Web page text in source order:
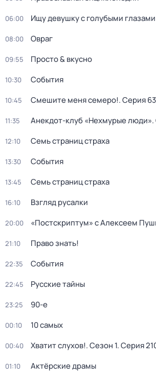
06:00 Ищу девушку с голубыми глазами
08:00 Овраг
09:55 Просто & вкусно
10:30 События
10:45 Смешите меня семеро!. Серия
11:35 Анекдот-клуб «Нехмурые люди»
12:10 Семь страниц страха
13:30 События
13:45 Семь страниц страха
16:10 Взгляд русалки
20:00 «Постскриптум» с Алексеем
21:10 Право знать!
22:35 События
22:45 Русские тайны
23:25 90-е
00:10 10 самых
00:40 Хватит слухов!. Сезон 1. Серия
01:10 Актёрские драмы